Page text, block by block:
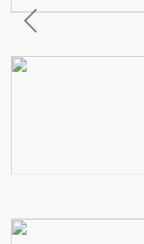
Previous